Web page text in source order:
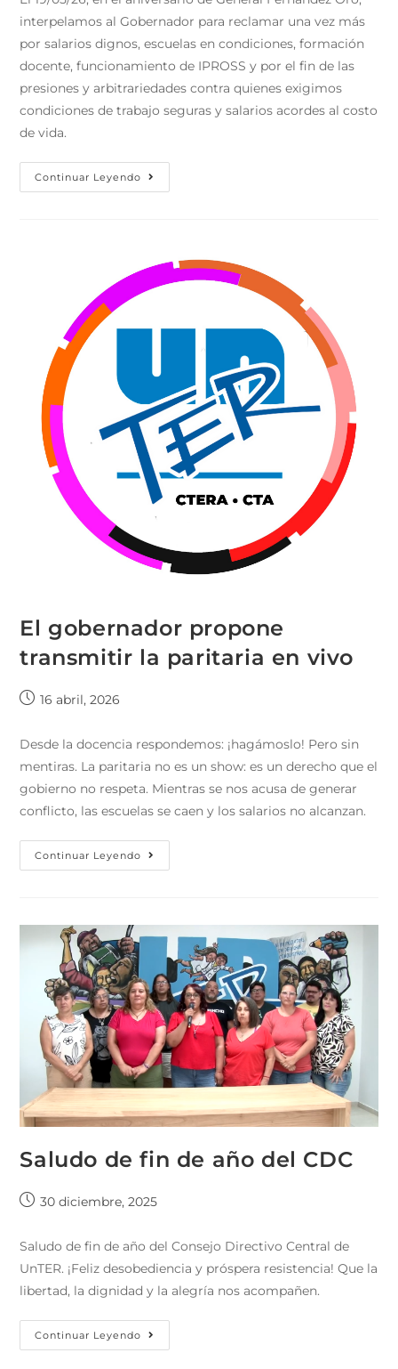
interpelamos al Gobernador para reclamar una vez más
por salarios dignos, escuelas en condiciones, formación
docente, funcionamiento de IPROSS y por el fin de las
presiones y arbitrariedades contra quienes exigimos
condiciones de trabajo seguras y salarios acordes al costo
de vida.
Continuar Leyendo
El gobernador propone
transmitir la paritaria en vivo
16 abril, 2026
Desde la docencia respondemos: ¡hagámoslo! Pero sin
mentiras. La paritaria no es un show: es un derecho que el
gobierno no respeta. Mientras se nos acusa de generar
conflicto, las escuelas se caen y los salarios no alcanzan.
Continuar Leyendo
Saludo de fin de año del CDC
30 diciembre, 2025
Saludo de fin de año del Consejo Directivo Central de
UnTER. ¡Feliz desobediencia y próspera resistencia! Que la
libertad, la dignidad y la alegría nos acompañen.
Continuar Leyendo